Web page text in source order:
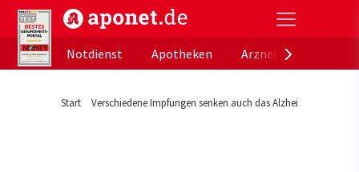
aponet.de - Das offizielle Gesundheitsportal der
Notdienst
Apotheken
Start Verschiedene Impfungen senken auch das Alzheimer-Risiko